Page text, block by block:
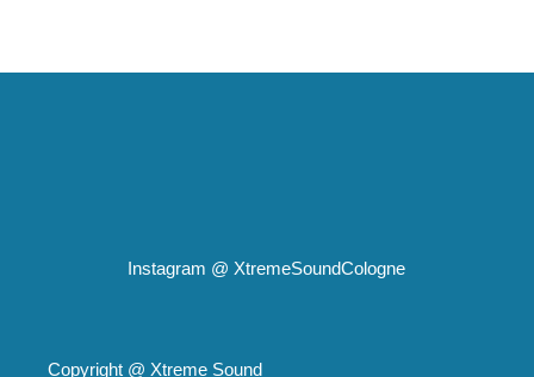
Instagram @ XtremeSoundCologne
Copyright @ Xtreme Sound